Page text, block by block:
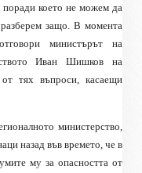
което не можем да
защо. В момента
отговориминистърът на
Иван Шишков на
от тяхвъпроси, касаещи
министерство,
назад във времето, че в
му за опасността от